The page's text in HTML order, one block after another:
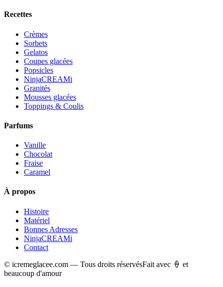
Recettes
Crèmes
Sorbets
Gelatos
Coupes glacées
Popsicles
NinjaCREAMi
Granités
Mousses glacées
Toppings & Coulis
Parfums
Vanille
Chocolat
Fraise
Caramel
À propos
Histoire
Matériel
Bonnes Adresses
NinjaCREAMi
Contact
© icremeglacee.com — Tous droits réservésFait avec 🍦 et
beaucoup d'amour